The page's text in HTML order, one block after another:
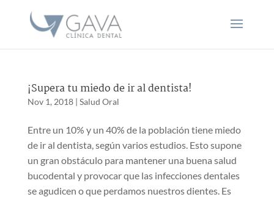
¡Supera tu miedo de ir al dentista!
Nov 1, 2018| Salud Oral
Entre un 10% y un 40% de la población tiene miedo
de ir al dentista, según varios estudios. Esto supone
un gran obstáculo para mantener una buena salud
bucodental y provocar que las infecciones dentales
se agudicen o que perdamos nuestros dientes. Es